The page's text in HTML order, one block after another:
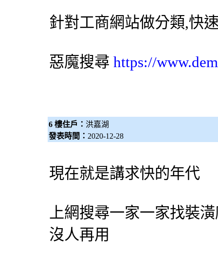
針對工商網站做分類,快
惡魔搜尋 https://
6 樓住戶： 洪嘉湖
發表時間： 2020-12-28
現在就是講求快的年代
上網搜尋一家一家找裝
沒人再用